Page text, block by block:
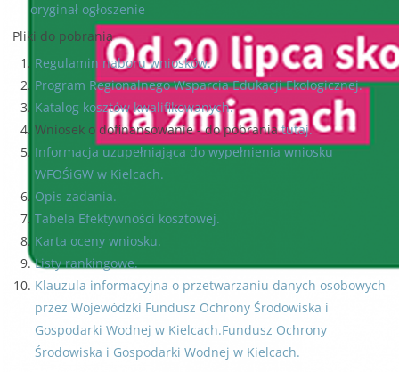
oryginał ogłoszenie
Pliki do pobrania
Regulamin naboru wniosków.
Program Regionalnego Wsparcia Edukacji Ekologicznej.
Katalog kosztów kwalifikowanych.
Wniosek o dofinansowanie - do pobraniatutaj.
Informacja uzupełniająca do wypełnienia wniosku
WFOŚiGW w Kielcach.
Opis zadania.
Tabela Efektywności kosztowej.
Karta oceny wniosku.
Listy rankingowe.
Klauzula informacyjna o przetwarzaniu danych osobowych
przez Wojewódzki Fundusz Ochrony Środowiska i
Gospodarki Wodnej w Kielcach.Fundusz Ochrony
Środowiska i Gospodarki Wodnej w Kielcach.